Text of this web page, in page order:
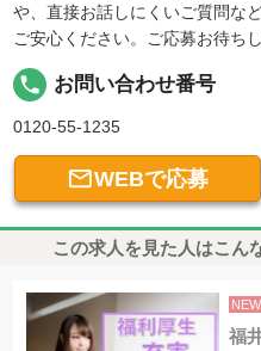
や、直接お話しにくいご質問な
ご安心ください。ご応募お待ち
local_phone お問い合わせ番号
0120-55-1235
WEBで応募
この求人を見た人はこん
福